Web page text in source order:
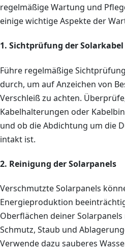
regelmäßige Wartung und
einige wichtige Aspekte der
1. Sichtprüfung der Solarkabel
Führe regelmäßige
durch, um auf Anzeichen von
Verschleiß zu achten.
Kabelhalterungen oder
und ob die Abdichtung um die
intakt ist.
2. Reinigung der Solarpanels
Verschmutzte Solarpanels
Energieproduktion
Oberflächen deiner
Schmutz, Staub und
Verwende dazu sauberes